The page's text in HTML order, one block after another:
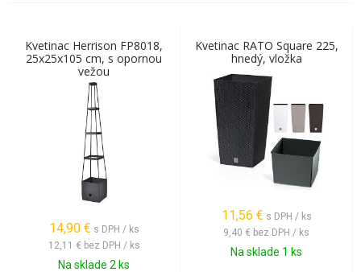
Kvetinac Herrison FP8018,
25x25x105 cm, s opornou
vežou
14,90 € s DPH / ks
12,11 € bez DPH / ks
Na sklade 2 ks
Kvetinac RATO Square 225,
hnedý, vložka
11,56 € s DPH / ks
9,40 € bez DPH / ks
Na sklade 1 ks